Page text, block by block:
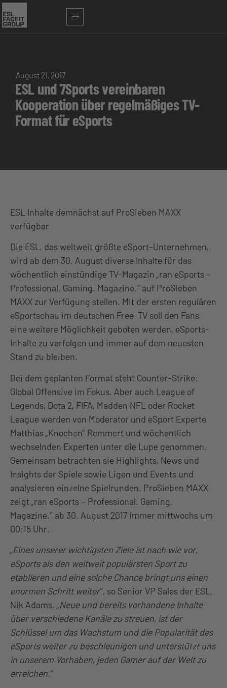
August 21, 2017
ESL und 7Sports vereinbaren
Kooperation über regelmäßiges TV-
Format für eSports
ESL Inhalte demnächst auf ProSieben MAXX
verfügbar
Die ESL, das weltweit größte eSport-Unternehmen,
wird ab dem 30. August diverse Inhalte für das
wöchentlich einstündige TV-Magazin „ran eSports –
Professional. Gaming. Magazine.“ auf ProSieben
MAXX zur Verfügung stellen. Mit der ersten regulären
eSportschau im deutschen Free-TV soll den Fans
eine weitere Möglichkeit geboten werden, eSports-
Inhalte zu verfolgen und immer auf dem neuesten
Stand zu bleiben.
Bei dem geplanten Format steht Counter-Strike:
Global Offensive im Fokus. Aber auch League of
Legends, Dota 2, FIFA, Madden NFL oder Rocket
League werden von Moderator und eSport Experte
Matthias „Knochen” Remmert und wöchentlich
wechselnden Experten unter die Lupe genommen.
Gemeinsam betrachten sie Highlights, News und
Insights der Spiele sowie Ligen und Events und
analysieren einzelne Spielrunden. ProSieben MAXX
zeigt „ran eSports – Professional. Gaming.
Magazine.“ ab 30. August 2017 immer mittwochs um
00:15 Uhr.
„Eines unserer wichtigsten Ziele ist nach wie vor,
eSports als den weltweit populärsten Sport zu
etablieren und eine solche Chance bringt uns einen
enormen Schritt weiter“, so Senior VP Sales der ESL,
Nik Adams. „Neue und bereits vorhandene Inhalte
über verschiedene Kanäle zu streuen, ist der
Schlüssel um das Wachstum und die Popularität des
eSports weiter zu beschleunigen und unterstützt uns
in unserem Vorhaben, jeden Gamer auf der Welt zu
erreichen.“